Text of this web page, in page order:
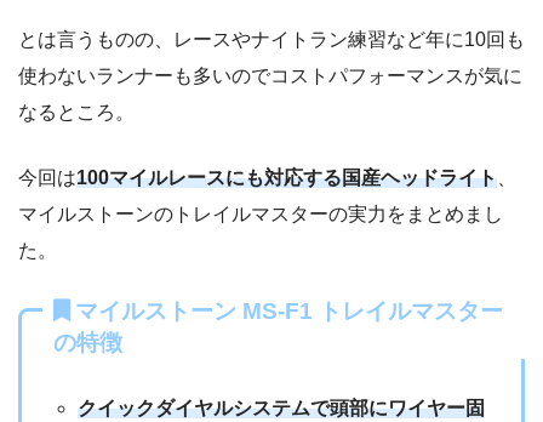
とは言うものの、レースやナイトラン練習など年に10回も
使わないランナーも多いのでコストパフォーマンスが気に
なるところ。
今回は100マイルレースにも対応する国産ヘッドライト
マイルストーンのトレイルマスターの実力をまとめまし
た。
マイルストーン MS‐F1 トレイルマスター
の特徴
クイックダイヤルシステムで頭部にワイヤー固